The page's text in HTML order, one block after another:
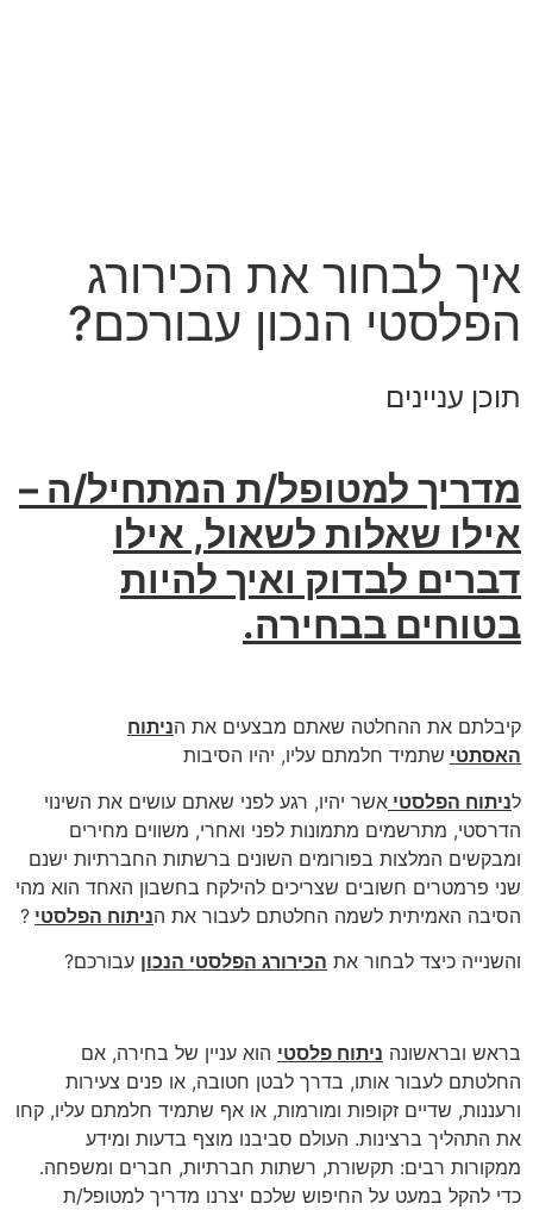
איך לבחור את הכירורג
הפלסטי הנכון עבורכם?
תוכן עניינים
מדריך למטופל/ת המתחיל/ה –
אילו שאלות לשאול, אילו
דברים לבדוק ואיך להיות
בטוחים בבחירה.
קיבלתם את ההחלטה שאתם מבצעים את הניתוח
האסתטי שתמיד חלמתם עליו, יהיו הסיבות
לניתוח הפלסטי אשר יהיו, רגע לפני שאתם עושים את השינוי
הדרסטי, מתרשמים מתמונות לפני ואחרי, משווים מחירים
ומבקשים המלצות בפורומים השונים ברשתות החברתיות ישנם
שני פרמטרים חשובים שצריכים להילקח בחשבון האחד הוא מהי
הסיבה האמיתית לשמה החלטתם לעבור את הניתוח הפלסטי ?
והשנייה כיצד לבחור את הכירורג הפלסטי הנכון עבורכם?
בראש ובראשונה ניתוח פלסטי הוא עניין של בחירה, אם
החלטתם לעבור אותו, בדרך לבטן חטובה, או פנים צעירות
ורעננות, שדיים זקופות ומורמות, או אף שתמיד חלמתם עליו, קחו
את התהליך ברצינות. העולם סביבנו מוצף בדעות ומידע
ממקורות רבים: תקשורת, רשתות חברתיות, חברים ומשפחה.
כדי להקל במעט על החיפוש שלכם יצרנו מדריך למטופל/ת